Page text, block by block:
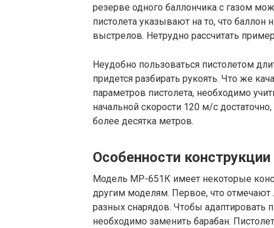
резерве одного баллончика с газом
пистолета указывают на то, что баллон
выстрелов. Нетрудно рассчитать
Неудобно пользоваться пистолетом
придется разбирать рукоять. Что же
параметров пистолета, необходимо
начальной скорости 120 м/с
более десятка метров.
Особенности конструкции
Модель МР-651К имеет некоторые
другим моделям. Первое, что
разных снарядов. Чтобы адаптировать
необходимо заменить барабан.